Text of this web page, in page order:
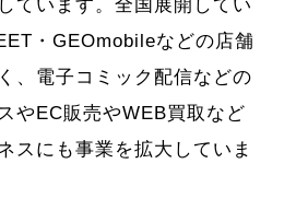
ています。全国展開してい
・GEOmobileなどの店舗
、電子コミック配信などの
やEC販売やWEB買取など
スにも事業を拡大していま